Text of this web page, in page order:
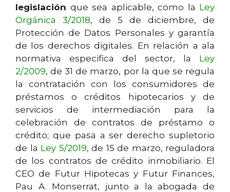
legislación que sea aplicable, como la Ley
Orgánica 3/2018, de 5 de diciembre, de
Protección de Datos Personales y garantía
de los derechos digitales. En relación a ala
normativa especifica del sector, la Ley
2/2009, de 31 de marzo, por la que se regula
la contratación con los consumidores de
préstamos o créditos hipotecarios y de
servicios de intermediación para la
celebración de contratos de préstamo o
crédito; que pasa a ser derecho supletorio
de la Ley 5/2019, de 15 de marzo, reguladora
de los contratos de crédito inmobiliario. El
CEO de Futur Hipotecas y Futur Finances,
Pau A. Monserrat, junto a la abogada de